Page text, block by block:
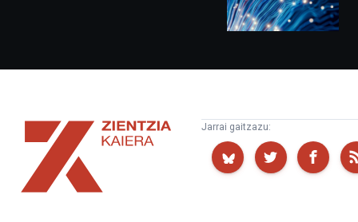
Zientzia
Kaiera
Jarrai gaitzazu: